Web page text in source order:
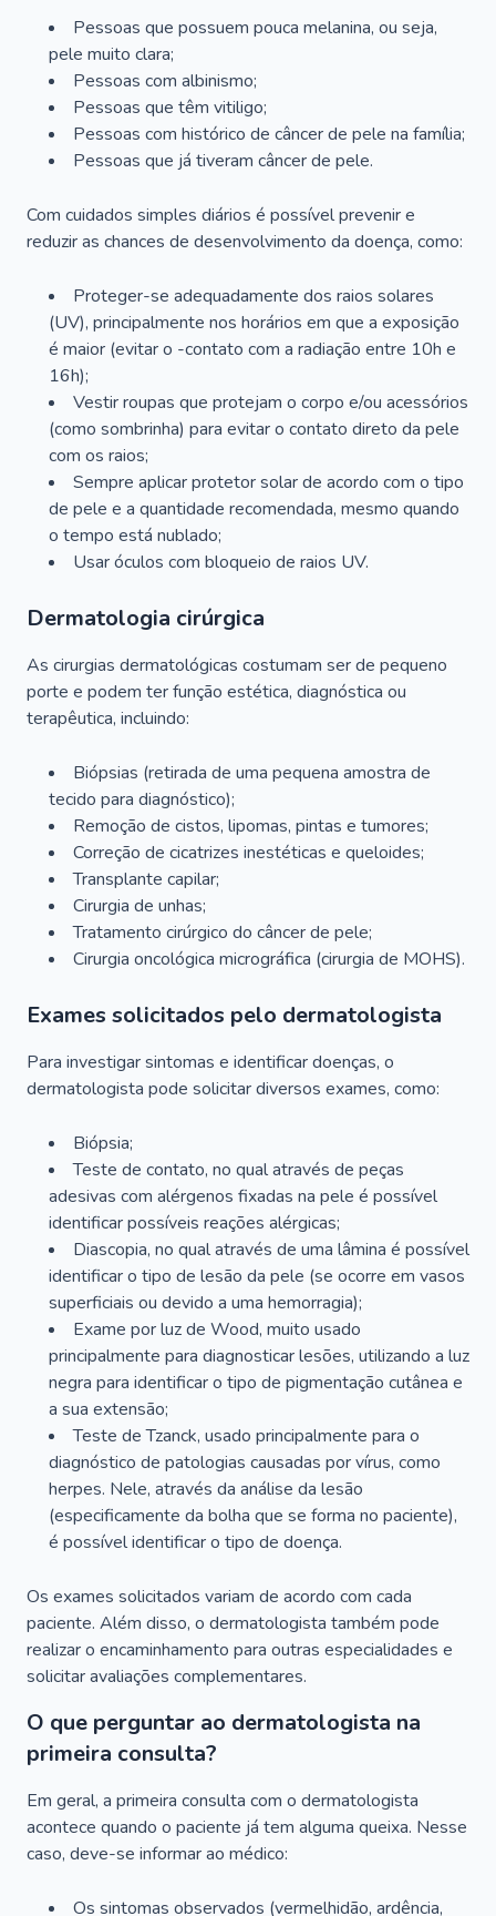
Pessoas que possuem pouca melanina, ou seja,
pele muito clara;
Pessoas com albinismo;
Pessoas que têm vitiligo;
Pessoas com histórico de câncer de pele na família;
Pessoas que já tiveram câncer de pele.
Com cuidados simples diários é possível prevenir e
reduzir as chances de desenvolvimento da doença, como:
Proteger-se adequadamente dos raios solares
(UV), principalmente nos horários em que a exposição
é maior (evitar o -contato com a radiação entre 10h e
16h);
Vestir roupas que protejam o corpo e/ou acessórios
(como sombrinha) para evitar o contato direto da pele
com os raios;
Sempre aplicar protetor solar de acordo com o tipo
de pele e a quantidade recomendada, mesmo quando
o tempo está nublado;
Usar óculos com bloqueio de raios UV.
Dermatologia cirúrgica
As cirurgias dermatológicas costumam ser de pequeno
porte e podem ter função estética, diagnóstica ou
terapêutica, incluindo:
Biópsias (retirada de uma pequena amostra de
tecido para diagnóstico);
Remoção de cistos, lipomas, pintas e tumores;
Correção de cicatrizes inestéticas e queloides;
Transplante capilar;
Cirurgia de unhas;
Tratamento cirúrgico do câncer de pele;
Cirurgia oncológica micrográfica (cirurgia de MOHS).
Exames solicitados pelo dermatologista
Para investigar sintomas e identificar doenças, o
dermatologista pode solicitar diversos exames, como:
Biópsia;
Teste de contato, no qual através de peças
adesivas com alérgenos fixadas na pele é possível
identificar possíveis reações alérgicas;
Diascopia, no qual através de uma lâmina é possível
identificar o tipo de lesão da pele (se ocorre em vasos
superficiais ou devido a uma hemorragia);
Exame por luz de Wood, muito usado
principalmente para diagnosticar lesões, utilizando a luz
negra para identificar o tipo de pigmentação cutânea e
a sua extensão;
Teste de Tzanck, usado principalmente para o
diagnóstico de patologias causadas por vírus, como
herpes. Nele, através da análise da lesão
(especificamente da bolha que se forma no paciente),
é possível identificar o tipo de doença.
Os exames solicitados variam de acordo com cada
paciente. Além disso, o dermatologista também pode
realizar o encaminhamento para outras especialidades e
solicitar avaliações complementares.
O que perguntar ao dermatologista na
primeira consulta?
Em geral, a primeira consulta com o dermatologista
acontece quando o paciente já tem alguma queixa. Nesse
caso, deve-se informar ao médico:
Os sintomas observados (vermelhidão, ardência,